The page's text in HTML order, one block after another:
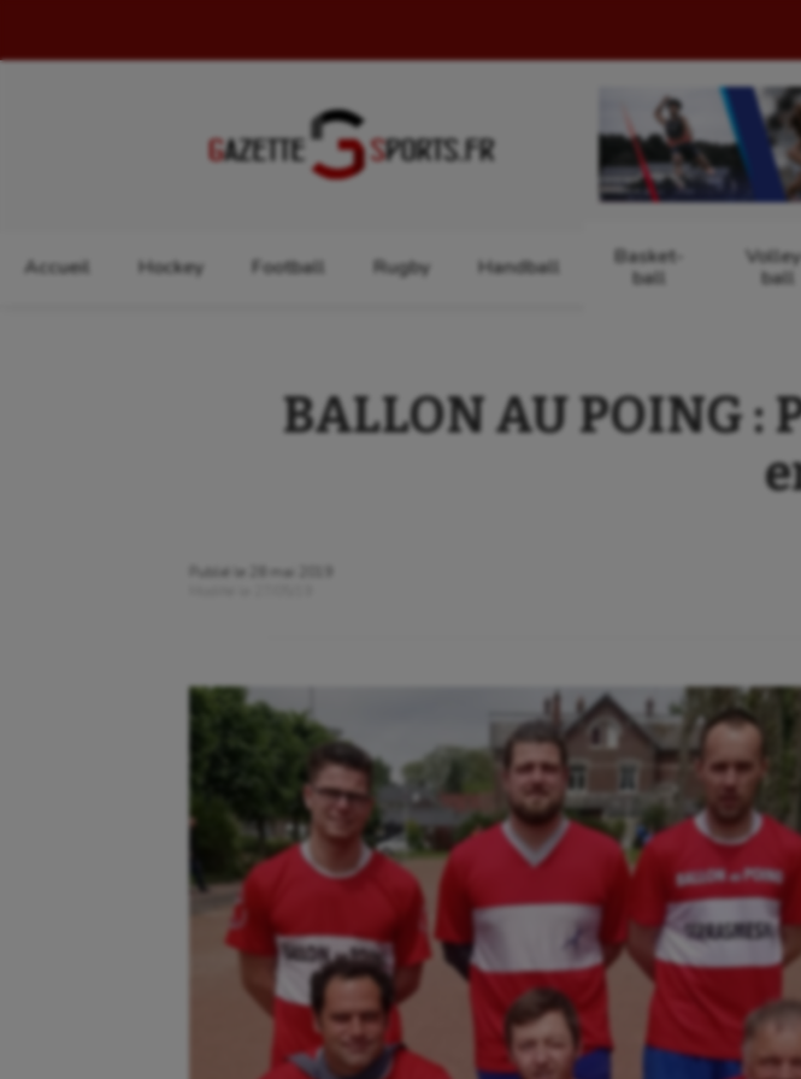
Accueil Hockey Football Rugby Handball
Basket-
ball
Volley-
ball
BALLON AU POING
Publié le
28 mai 2019